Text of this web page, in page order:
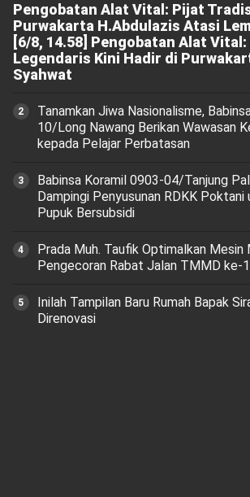
Pengobatan Alat Vital: Pijat
Purwakarta H.Abdulazis Atasi
[6/8, 14.58] Pengobatan Alat
Legendaris Kini Hadir di
Syahwat
Tanamkan Jiwa Nasionalisme,
10/Long Nawang Berikan Wawasan
kepada Pelajar Perbatasan
‎Babinsa Koramil 0903-04/Tanjung
Dampingi Penyusunan RDKK
Pupuk Bersubsidi
Prada Muh. Taufik Optimalkan
Pengecoran Rabat Jalan TMMD ke-
Inilah Tampilan Baru Rumah Bapak
Direnovasi